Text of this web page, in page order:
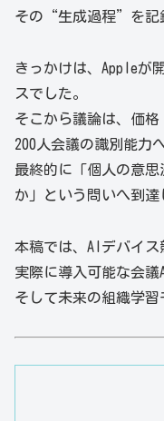
その“生成過程”を記
きっかけは、Appleが
スでした。
そこから議論は、価格
200人会議の識別能力
最終的に「個人の意
か」という問いへ到達
本稿では、AIデバイス
実際に導入可能な会議
そして未来の組織学習